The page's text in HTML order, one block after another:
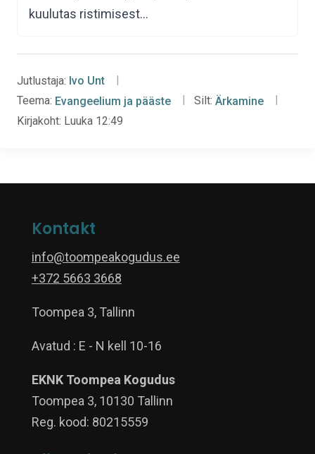
kuulutas ristimisest…
Jutlustaja: Ivo Unt
Teema: Evangeelium ja pääste Silt: Ärkamine
Kirjakoht: Luuka 12:49
Kontakt
info@toompeakogudus.ee
+372 5663 3668
Toompea 3, Tallinn
Avatud : E - N kell 10-16
EKNK Toompea Kogudus
Toompea 3, 10130 Tallinn
Reg. kood: 80215559